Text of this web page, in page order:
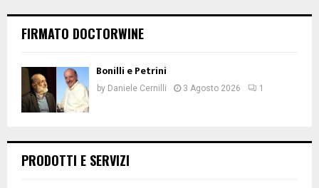
FIRMATO DOCTORWINE
Bonilli e Petrini
by Daniele Cernilli 3 Agosto 2026 1
PRODOTTI E SERVIZI